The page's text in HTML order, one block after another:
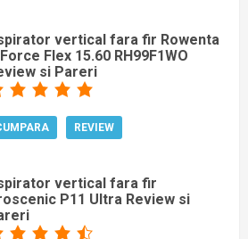
vertical fara fir Rowenta
Flex 15.60 RH99F1WO
si Pareri
REVIEW
vertical fara fir
P11 Ultra Review si